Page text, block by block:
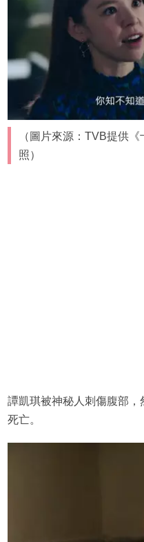
（圖片來源：TVB提供
照）
譚凱琪被神秘人刺傷腹部
死亡。